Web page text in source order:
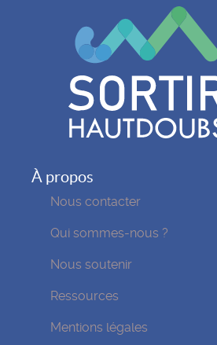
À propos
Nous contacter
Qui sommes-nous ?
Nous soutenir
Ressources
Mentions légales